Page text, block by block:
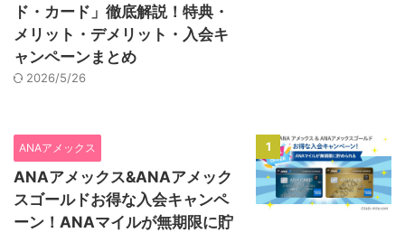
ド・カード」徹底解説！特典・
メリット・デメリット・入会キ
ャンペーンまとめ
2026/5/26
1
ANAアメックス
ANAアメックス&ANAアメック
スゴールドお得な入会キャンペ
ーン！ANAマイルが無期限に貯